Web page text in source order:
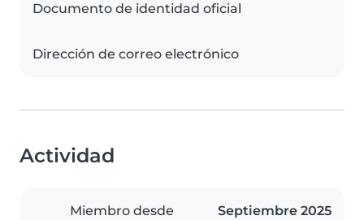
Documento de identidad oficial
Dirección de correo electrónico
Actividad
Miembro desde Septiembre 2025